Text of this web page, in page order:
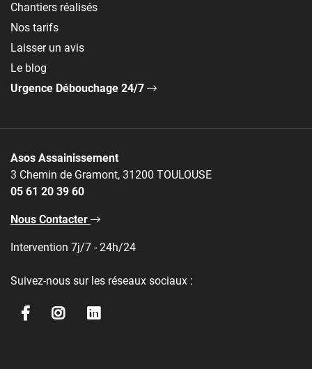
Chantiers réalisés
Nos tarifs
Laisser un avis
Le blog
Urgence Débouchage 24/7
Asos Assainissement
3 Chemin de Gramont, 31200 TOULOUSE
05 61 20 39 60
Nous Contacter
Intervention 7j/7 - 24h/24
Suivez-nous sur les réseaux sociaux :